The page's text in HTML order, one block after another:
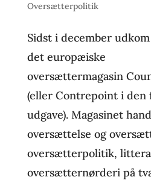
Oversætterpolitik
Sidst i december
det europæiske
oversættermagasin
(eller Contrepoint i den
udgave). Magasinet
oversættelse og
oversætterpolitik,
oversætternørderi på